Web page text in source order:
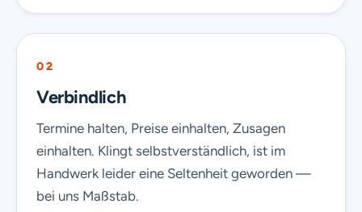
02
Verbindlich
Termine halten, Preise einhalten, Zusagen
einhalten. Klingt selbstverständlich, ist im
Handwerk leider eine Seltenheit geworden —
bei uns Maßstab.